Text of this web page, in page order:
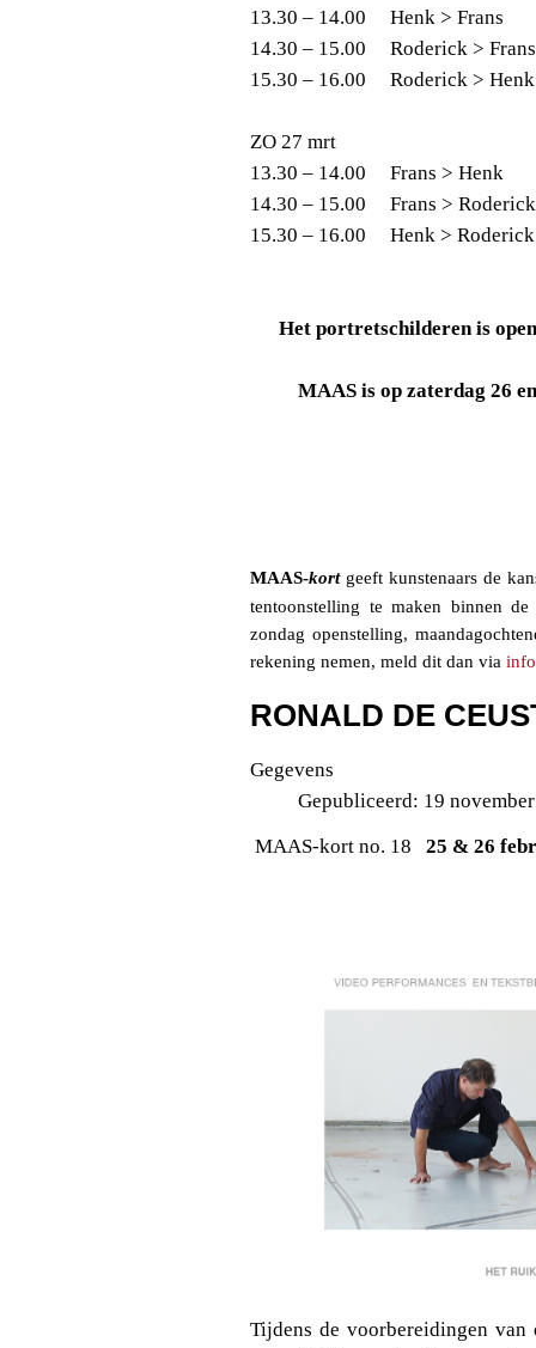
13.30 – 14.00
Henk > Frans
14.30 – 15.00
Roderick >
15.30 – 16.00
Roderick >
ZO 27 mrt
13.30 – 14.00
Frans > Henk
14.30 – 15.00
Frans >
15.30 – 16.00
Henk >
Het portretschilderen is
MAAS is op zaterdag 26
MAAS-kort geeft kunstenaars de
tentoonstelling te maken binnen
zondag openstelling,
rekening nemen, meld dit dan via
RONALD DE
Gegevens
Gepubliceerd: 19
MAAS-kort no. 18 25 & 26
Tijdens de voorbereidingen